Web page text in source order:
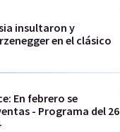
insultaron y
en el clásico
En febrero se
- Programa del 26